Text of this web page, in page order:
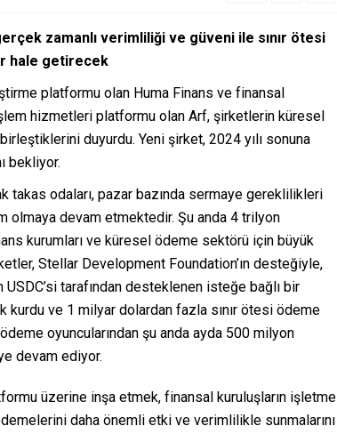
zamanlı verimliliği ve güveni ile sınır ötesi
hale getirecek
platformu olan Huma Finans ve finansal
hizmetleri platformu olan Arf, şirketlerin küresel
duyurdu. Yeni şirket, 2024 yılı sonuna
bekliyor.
odaları, pazar bazında sermaye gereklilikleri
devam etmektedir. Şu anda 4 trilyon
kurumları ve küresel ödeme sektörü için büyük
Stellar Development Foundation’ın desteğiyle,
tarafından desteklenen isteğe bağlı bir
ve 1 milyar dolardan fazla sınır ötesi ödeme
oyuncularından şu anda ayda 500 milyon
devam ediyor.
üzerine inşa etmek, finansal kuruluşların işletme
daha önemli etki ve verimlilikle sunmalarını